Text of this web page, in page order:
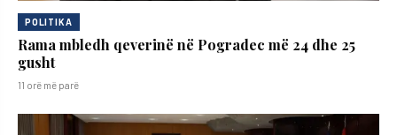
POLITIKA
Rama mbledh qeverinë në Pogradec më 24 dhe 25
gusht
11 orë më parë